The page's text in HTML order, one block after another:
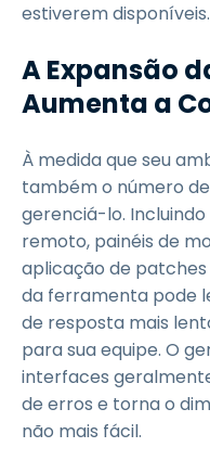
estiverem disponíveis.
A Expansão
Aumenta a
À medida que seu
também o número
gerenciá-lo.
remoto, painéis de
aplicação de patches
da ferramenta pode
de resposta mais
para sua equipe. O
interfaces
de erros e torna o
não mais fácil.